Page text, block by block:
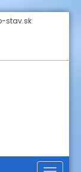
stav.sk